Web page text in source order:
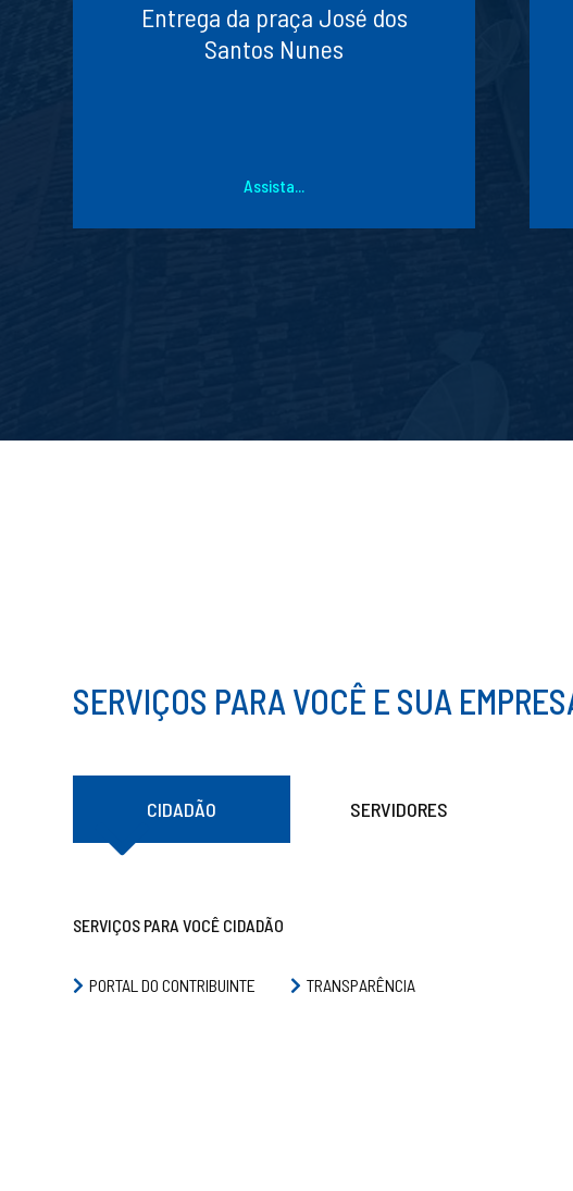
Entrega da praça José dos
Santos Nunes
Assista...
SERVIÇOS PARA VOCÊ E SUA
CIDADÃO SERVIDORES
SERVIÇOS PARA VOCÊ CIDADÃO
PORTAL DO CONTRIBUINTE TRANSPARÊNCIA